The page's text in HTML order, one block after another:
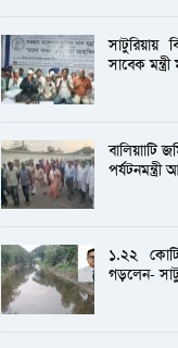
সাটুরিয়ায়
সাবেক
বালিয়াাটি
১.২২
গড়লেন-